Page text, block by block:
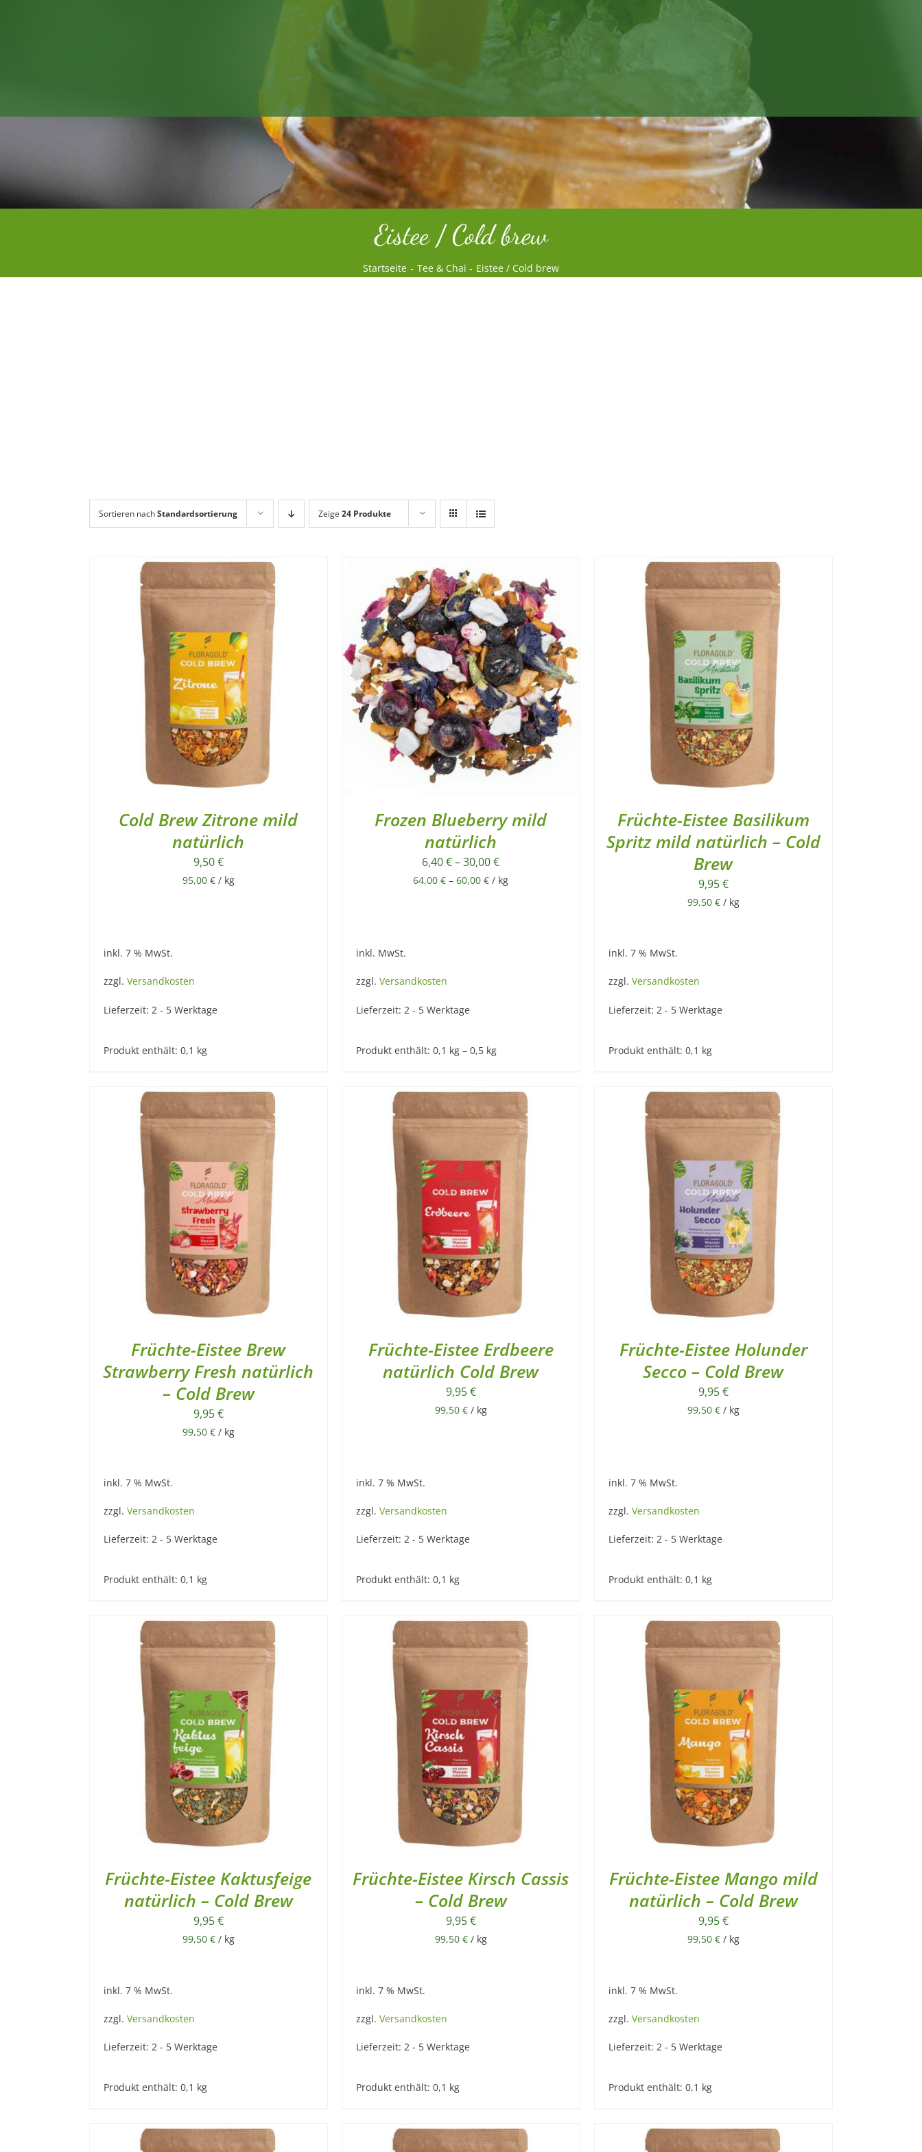
Eistee / Cold brew
Startseite Tee & Chai Eistee / Cold brew
Sortieren nachStandardsortierung Zeige 24 Produkte
Cold Brew Zitrone mild
natürlich
9,50€
95,00 €/ kg
inkl. 7 % MwSt.
zzgl. Versandkosten
Lieferzeit: 2 - 5 Werktage
Produkt enthält: 0,1 kg
Frozen Blueberry mild
natürlich
6,40€–30,00€
64,00€ –60,00€ / kg
inkl. MwSt.
zzgl. Versandkosten
Lieferzeit: 2 - 5 Werktage
Produkt enthält: 0,1 kg– 0,5 kg
Früchte-Eistee Basilikum
Spritz mild natürlich – Cold
Brew
9,95€
99,50 €/ kg
inkl. 7 % MwSt.
zzgl. Versandkosten
Lieferzeit: 2 - 5 Werktage
Produkt enthält: 0,1 kg
Früchte-Eistee Brew
Strawberry Fresh natürlich
– Cold Brew
9,95€
99,50 €/ kg
inkl. 7 % MwSt.
zzgl. Versandkosten
Lieferzeit: 2 - 5 Werktage
Produkt enthält: 0,1 kg
Früchte-Eistee Erdbeere
natürlich Cold Brew
9,95€
99,50 €/ kg
inkl. 7 % MwSt.
zzgl. Versandkosten
Lieferzeit: 2 - 5 Werktage
Produkt enthält: 0,1 kg
Früchte-Eistee Holunder
Secco – Cold Brew
9,95€
99,50 €/ kg
inkl. 7 % MwSt.
zzgl. Versandkosten
Lieferzeit: 2 - 5 Werktage
Produkt enthält: 0,1 kg
Früchte-Eistee Kaktusfeige
natürlich – Cold Brew
9,95€
99,50 €/ kg
inkl. 7 % MwSt.
zzgl. Versandkosten
Lieferzeit: 2 - 5 Werktage
Produkt enthält: 0,1 kg
Früchte-Eistee Kirsch Cassis
– Cold Brew
9,95€
99,50 €/ kg
inkl. 7 % MwSt.
zzgl. Versandkosten
Lieferzeit: 2 - 5 Werktage
Produkt enthält: 0,1 kg
Früchte-Eistee Mango mild
natürlich – Cold Brew
9,95€
99,50 €/ kg
inkl. 7 % MwSt.
zzgl. Versandkosten
Lieferzeit: 2 - 5 Werktage
Produkt enthält: 0,1 kg